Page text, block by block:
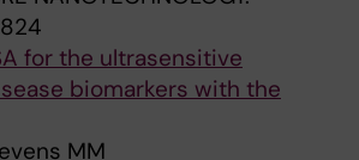
for the ultrasensitive
biomarkers with the
MM